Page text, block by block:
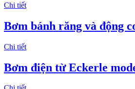
Chi tiết
Bơm bánh răng và động
Chi tiết
Bơm điện từ Eckerle